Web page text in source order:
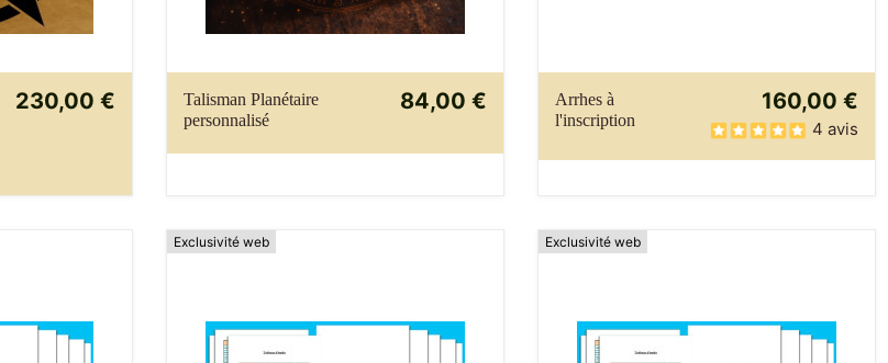
230,00 €
Talisman Planétaire
personnalisé
84,00 €
Arrhes à
l'inscription
160,00 €
4 avis
Exclusivité web Exclusivité web